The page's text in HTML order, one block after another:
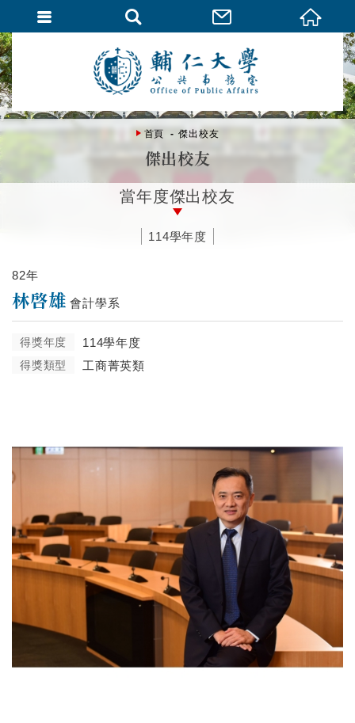
首頁 傑出校友
傑出校友
當年度傑出校友
114學年度
82年
林啓雄 會計學系
得獎年度 114學年度
得獎類型 工商菁英類